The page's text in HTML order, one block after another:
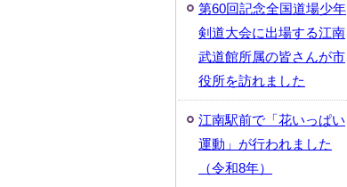
第60回記念全国道場少年
剣道大会に出場する江南
武道館所属の皆さんが市
役所を訪れました
江南駅前で「花いっぱい
運動」が行われました
（令和8年）